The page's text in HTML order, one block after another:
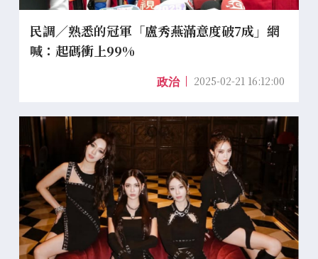
民調／熟悉的冠軍「盧秀燕滿意度破7成」網
喊：起碼衝上99%
政治 2025-02-21 16:12:00